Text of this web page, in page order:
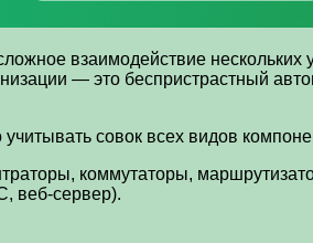
взаимодействие
— это беспристрастный
совок всех видов
коммутаторы,
веб-сервер).